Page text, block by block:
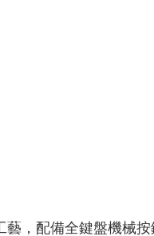
，配備全鍵盤機械按